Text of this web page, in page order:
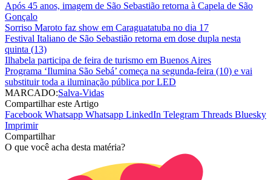
Após 45 anos, imagem de São Sebastião retorna à Capela de São
Gonçalo
Sorriso Maroto faz show em Caraguatatuba no dia 17
Festival Italiano de São Sebastião retorna em dose dupla nesta
quinta (13)
Ilhabela participa de feira de turismo em Buenos Aires
Programa ‘Ilumina São Sebá’ começa na segunda-feira (10) e vai
substituir toda a iluminação pública por LED
MARCADO:Salva-Vidas
Compartilhar este Artigo
Facebook Whatsapp Whatsapp LinkedIn Telegram Threads Bluesky
Imprimir
Compartilhar
O que você acha desta matéria?